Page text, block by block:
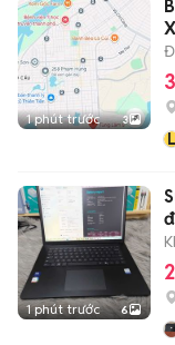
1 phút trước 3
L
1 phút trước 6